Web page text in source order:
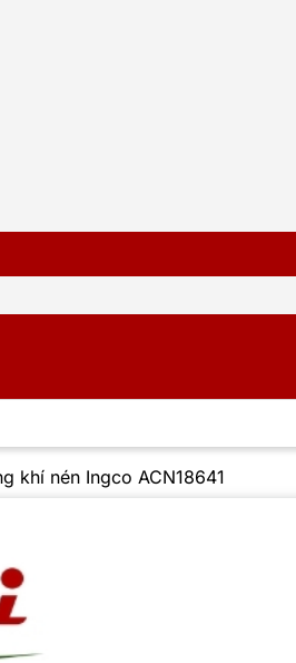
khí nén Ingco ACN18641